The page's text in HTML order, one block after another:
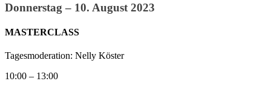
Donnerstag – 10. August 2023
MASTERCLASS
Tagesmoderation: Nelly Köster
10:00 – 13:00